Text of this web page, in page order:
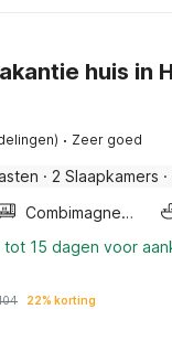
huis in
· Zeer goed
· 2 Slaapkamers ·
Combimagnetron
tot 15 dagen voor
22% korting